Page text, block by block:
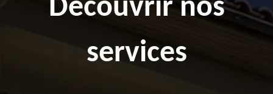
Découvrir nos
services